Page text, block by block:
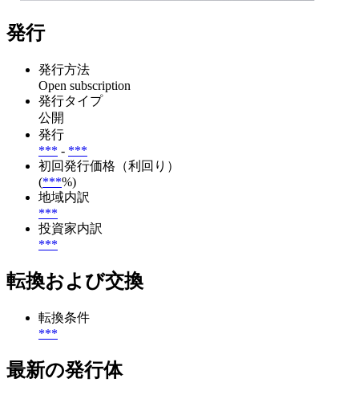
発行
発行方法
Open subscription
発行タイプ
公開
発行
*** - ***
初回発行価格（利回り）
(***%)
地域内訳
***
投資家内訳
***
転換および交換
転換条件
***
最新の発行体